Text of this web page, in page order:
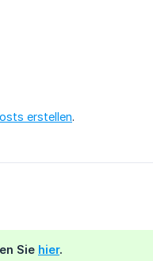
erstellen.
Sie hier.